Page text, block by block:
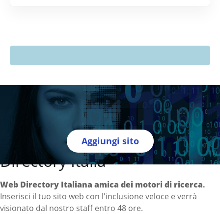
Aggiungi sito
Directory Italia
Web Directory Italiana amica dei motori di ricerca.
Inserisci il tuo sito web con l'inclusione veloce e verrà
visionato dal nostro staff entro 48 ore.